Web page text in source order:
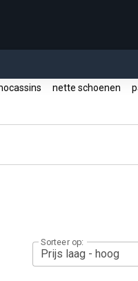
nette schoenen
Sorteer op: